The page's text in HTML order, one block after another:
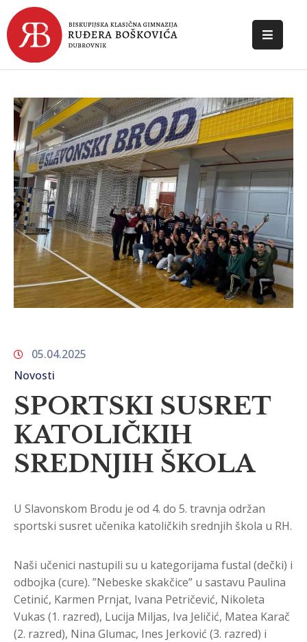
POČETNA
ŠKOLI
DOKUMENTI
NOVOSTI
KONTAKT
05.04.2025
Novosti
SPORTSKI SUSRET
KATOLIČKIH
SREDNJIH ŠKOLA
U Slavonskom Brodu je od 4. do 5. travnja održan
sportski susret učenika katoličkih srednjih škola u RH.
Naši učenici nastupili su u kategorijama fustal (dečki) i
odbojka (cure). ”Nebeske skakčice” u sastavu Paulina
Cetinić, Karmen Prnjat, Ivana Petričević, Nikoleta
Vukas (1. razred), Lucija Miljas, Iva Jeličić, Matea Karač
(2. razred), Nina Glumac, Ines Jerković (3. razred) i